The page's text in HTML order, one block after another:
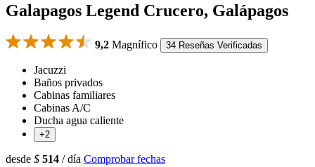
Galapagos Legend Crucero, Galápagos
9,2 Magnífico 34 Reseñas Verificadas
Jacuzzi
Baños privados
Cabinas familiares
Cabinas A/C
Ducha agua caliente
+2
desde $ 514 / día Comprobar fechas